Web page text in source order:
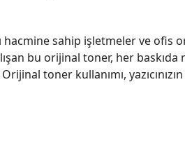
hacmine sahip işletmeler ve
bu orijinal toner, her
toner kullanımı,